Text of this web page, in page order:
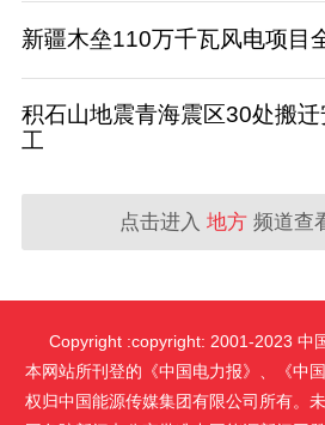
新疆木垒110万千瓦风电项目
积石山地震青海震区30处搬
工
点击进入 地方 频道查
Copyright :copyright: 2001-2023 中
本网站所刊登的《中国电力报》、《中
权归中国能源传媒集团有限公司所有。